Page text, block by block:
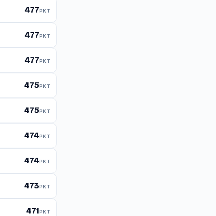
477PKT
477PKT
477PKT
475PKT
475PKT
474PKT
474PKT
473PKT
471PKT